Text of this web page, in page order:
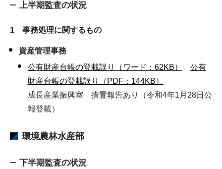
上半期監査の状況
1 事務処理に関するもの
資産管理事務
公有財産台帳の登載誤り（ワード：62KB）
公有
財産台帳の登載誤り（PDF：144KB）
成長産業振興室 措置報告あり（令和4年1月28日公
報登載）
環境農林水産部
下半期監査の状況